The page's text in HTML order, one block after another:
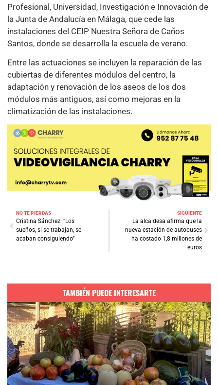
Profesional, Universidad, Investigación e Innovación de
la Junta de Andalucía en Málaga, que cede las
instalaciones del CEIP Nuestra Señora de Caños
Santos, donde se desarrolla la escuela de verano.
Entre las actuaciones se incluyen la reparación de las
cubiertas de diferentes módulos del centro, la
adaptación y renovación de los aseos de los dos
módulos más antiguos, así como mejoras en la
climatización de las instalaciones.
NO TE PIERDAS
Cristina Sánchez: “Los
sueños, si se trabajan, se
acaban consiguiendo”
SIGUIENTE
La alcaldesa afirma que la
nueva estación de autobuses
ha costado 1,8 millones de
euros
TAMBIÉN PUEDE INTERESARTE